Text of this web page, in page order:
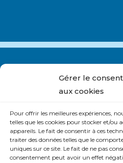
Gérer le
aux cookies
Pour offrir les meilleures expériences,
telles que les cookies pour stocker et/ou
appareils. Le fait de consentir à ces
traiter des données telles que le
uniques sur ce site. Le fait de ne pas
consentement peut avoir un effet
Nous contacter
S’abonner à la
Politique de cookies
Déclaration de